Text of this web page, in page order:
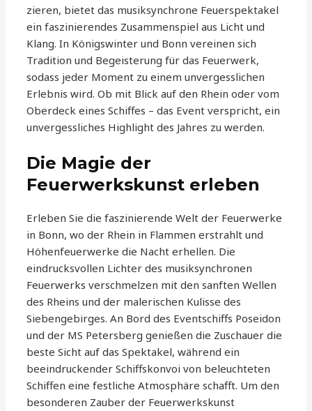
zieren, bietet das musiksynchrone Feuerspektakel
ein faszinierendes Zusammenspiel aus Licht und
Klang. In Königswinter und Bonn vereinen sich
Tradition und Begeisterung für das Feuerwerk,
sodass jeder Moment zu einem unvergesslichen
Erlebnis wird. Ob mit Blick auf den Rhein oder vom
Oberdeck eines Schiffes – das Event verspricht, ein
unvergessliches Highlight des Jahres zu werden.
Die Magie der
Feuerwerkskunst erleben
Erleben Sie die faszinierende Welt der Feuerwerke
in Bonn, wo der Rhein in Flammen erstrahlt und
Höhenfeuerwerke die Nacht erhellen. Die
eindrucksvollen Lichter des musiksynchronen
Feuerwerks verschmelzen mit den sanften Wellen
des Rheins und der malerischen Kulisse des
Siebengebirges. An Bord des Eventschiffs Poseidon
und der MS Petersberg genießen die Zuschauer die
beste Sicht auf das Spektakel, während ein
beeindruckender Schiffskonvoi von beleuchteten
Schiffen eine festliche Atmosphäre schafft. Um den
besonderen Zauber der Feuerwerkskunst